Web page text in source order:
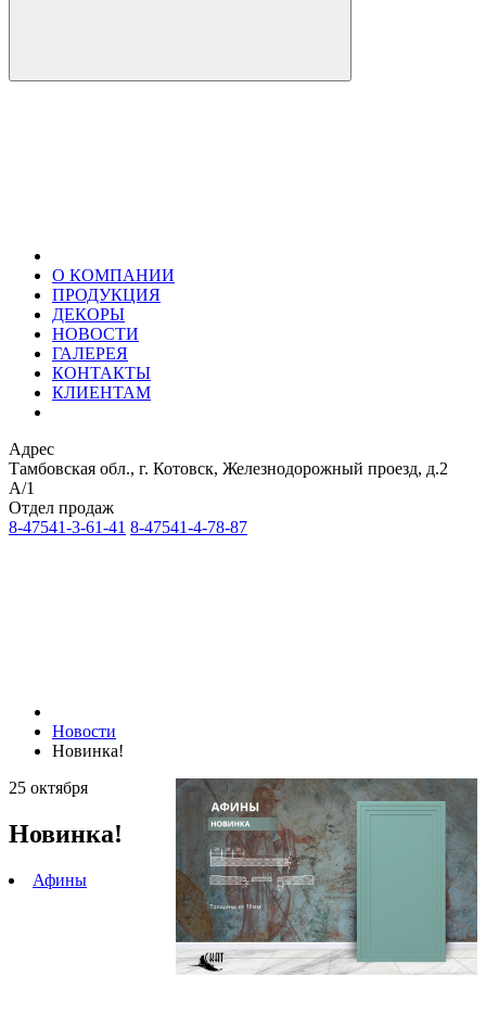
О КОМПАНИИ
ПРОДУКЦИЯ
ДЕКОРЫ
НОВОСТИ
ГАЛЕРЕЯ
КОНТАКТЫ
КЛИЕНТАМ
Адрес
Тамбовская обл., г. Котовск, Железнодорожный проезд, д.2
А/1
Отдел продаж
8-47541-3-61-41 8-47541-4-78-87
Новости
Новинка!
25 октября
Новинка!
Афины